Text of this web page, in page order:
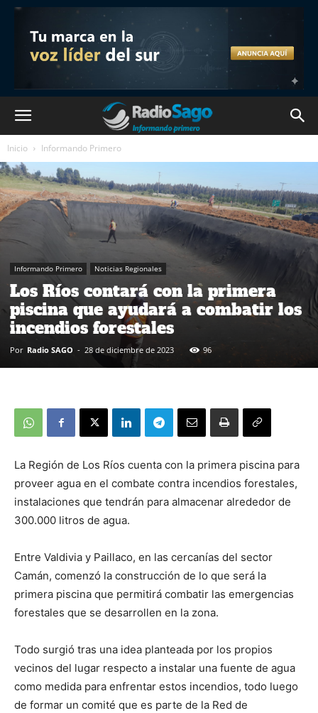
Inicio Informando Primero
Informando Primero Noticias Regionales
Los Ríos contará con la primera
piscina que ayudará a combatir los
incendios forestales
Por Radio SAGO - 28 de diciembre de 2023 96
La Región de Los Ríos cuenta con la primera piscina para
proveer agua en el combate contra incendios forestales,
instalaciones que tendrán para almacenar alrededor de
300.000 litros de agua.
Entre Valdivia y Paillaco, en las cercanías del sector
Camán, comenzó la construcción de lo que será la
primera piscina que permitirá combatir las emergencias
forestales que se desarrollen en la zona.
Todo surgió tras una idea planteada por los propios
vecinos del lugar respecto a instalar una fuente de agua
como medida para enfrentar estos incendios, todo luego
de formar un comité que es parte de la Red de